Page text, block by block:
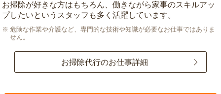
お掃除が好きな方はもちろん、働きながら家事のスキルアッ
プしたいというスタッフも多く活躍しています。
危険な作業や介護など、専門的な技術や知識が必要なお仕事ではありま
せん。
お掃除代行のお仕事詳細